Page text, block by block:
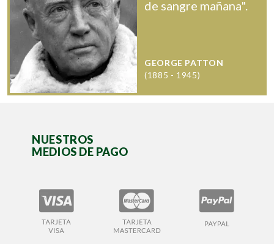
de sangre mañana".
GEORGE PATTON
(1885 - 1945)
NUESTROS
MEDIOS DE PAGO